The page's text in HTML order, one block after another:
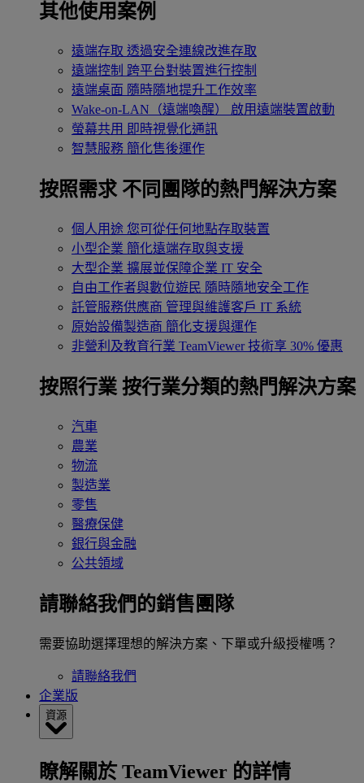
其他使用案例
遠端存取 透過安全連線改進存取
遠端控制 跨平台對裝置進行控制
遠端桌面 隨時隨地提升工作效率
Wake-on-LAN（遠端喚醒）
啟用遠端裝置啟動
螢幕共用 即時視覺化通訊
智慧服務 簡化售後運作
按照需求 不同團隊的熱門解決方案
個人用途 您可從任何地點存取裝置
小型企業 簡化遠端存取與支援
大型企業 擴展並保障企業 IT 安全
自由工作者與數位遊民 隨時隨地安全工作
託管服務供應商 管理與維護客戶 IT 系統
原始設備製造商 簡化支援與運作
非營利及教育行業 TeamViewer 技術享 30% 優惠
按照行業 按行業分類的熱門解決方案
汽車
農業
物流
製造業
零售
醫療保健
銀行與金融
公共領域
請聯絡我們的銷售團隊
需要協助選擇理想的解決方案、下單或升級授權嗎？
請聯絡我們
企業版
資源
瞭解關於 TeamViewer 的詳情